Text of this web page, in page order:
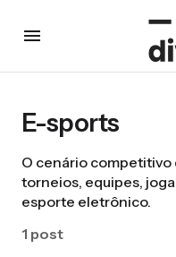
E-sports
O cenário competitivo
torneios, equipes,
esporte eletrônico.
1 post